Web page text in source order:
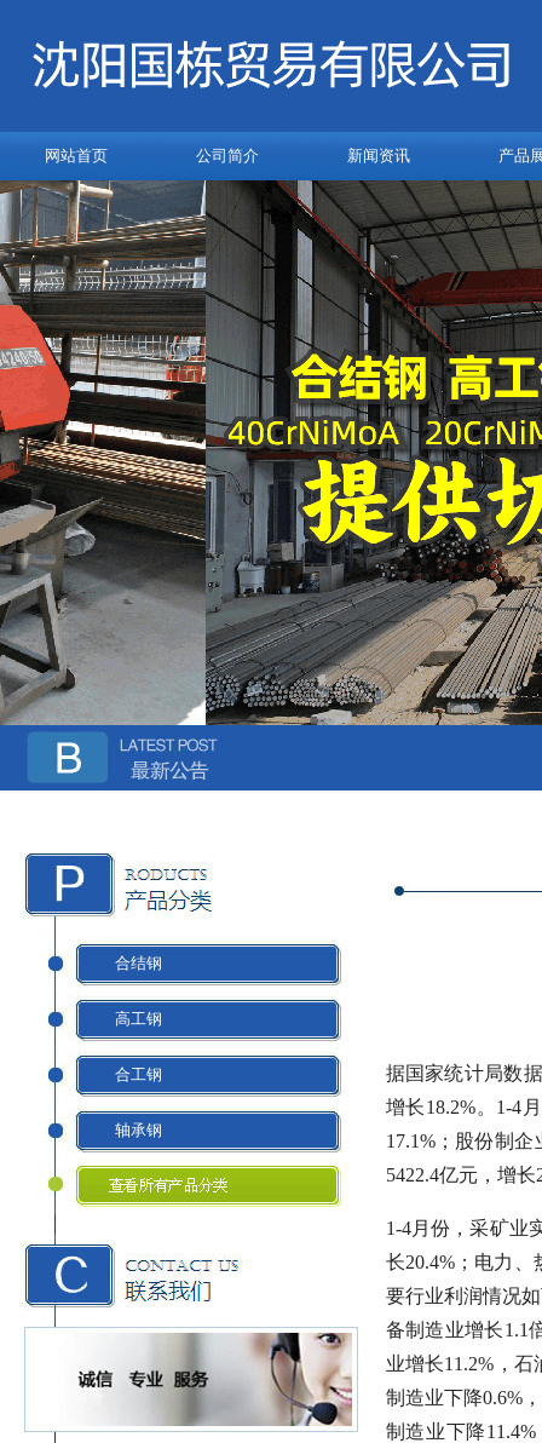
网站首页 公司简介 新闻资讯 产品
合结钢
高工钢
合工钢
轴承钢
据国家统计局数
增长18.2%。1-4
17.1%；股份制
5422.4亿元，增
1-4月份，采矿业
长20.4%；电力
要行业利润情况
备制造业增长1.1
业增长11.2%，
制造业下降0.6%
制造业下降